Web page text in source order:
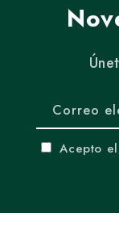
Correo
Acepto